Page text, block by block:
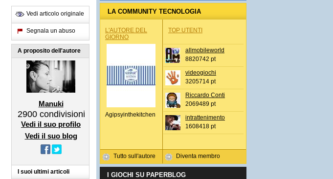
Vedi articolo originale
Segnala un abuso
A proposito dell'autore
Manuki
2900 condivisioni
Vedi il suo profilo
Vedi il suo blog
I suoi ultimi articoli
LA COMMUNITY TECNOLOGIA
L'AUTORE DEL
GIORNO
Agipsyinthekitchen
Tutto sull'autore
TOP UTENTI
allmobileworld
8820742 pt
videogiochi
3205714 pt
Riccardo Conti
2069489 pt
intrattenimento
1608418 pt
Diventa membro
I GIOCHI SU PAPERBLOG